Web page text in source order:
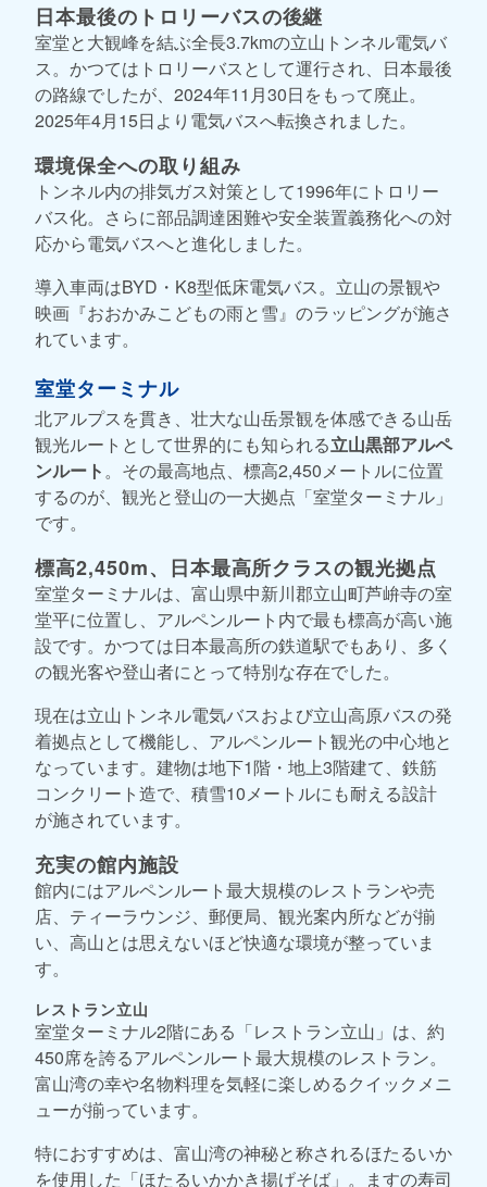
日本最後のトロリーバスの後継
室堂と大観峰を結ぶ全長3.7kmの立山トンネル電気バ
ス。かつてはトロリーバスとして運行され、日本最後
の路線でしたが、2024年11月30日をもって廃止。
2025年4月15日より電気バスへ転換されました。
環境保全への取り組み
トンネル内の排気ガス対策として1996年にトロリー
バス化。さらに部品調達困難や安全装置義務化への対
応から電気バスへと進化しました。
導入車両はBYD・K8型低床電気バス。立山の景観や
映画『おおかみこどもの雨と雪』のラッピングが施さ
れています。
室堂ターミナル
北アルプスを貫き、壮大な山岳景観を体感できる山岳
観光ルートとして世界的にも知られる立山黒部アルペ
ンルート。その最高地点、標高2,450メートルに位置
するのが、観光と登山の一大拠点「室堂ターミナル」
です。
標高2,450m、日本最高所クラスの観光拠点
室堂ターミナルは、富山県中新川郡立山町芦峅寺の室
堂平に位置し、アルペンルート内で最も標高が高い施
設です。かつては日本最高所の鉄道駅でもあり、多く
の観光客や登山者にとって特別な存在でした。
現在は立山トンネル電気バスおよび立山高原バスの発
着拠点として機能し、アルペンルート観光の中心地と
なっています。建物は地下1階・地上3階建て、鉄筋
コンクリート造で、積雪10メートルにも耐える設計
が施されています。
充実の館内施設
館内にはアルペンルート最大規模のレストランや売
店、ティーラウンジ、郵便局、観光案内所などが揃
い、高山とは思えないほど快適な環境が整っていま
す。
レストラン立山
室堂ターミナル2階にある「レストラン立山」は、約
450席を誇るアルペンルート最大規模のレストラン。
富山湾の幸や名物料理を気軽に楽しめるクイックメニ
ューが揃っています。
特におすすめは、富山湾の神秘と称されるほたるいか
を使用した「ほたるいかかき揚げそば」。ますの寿司